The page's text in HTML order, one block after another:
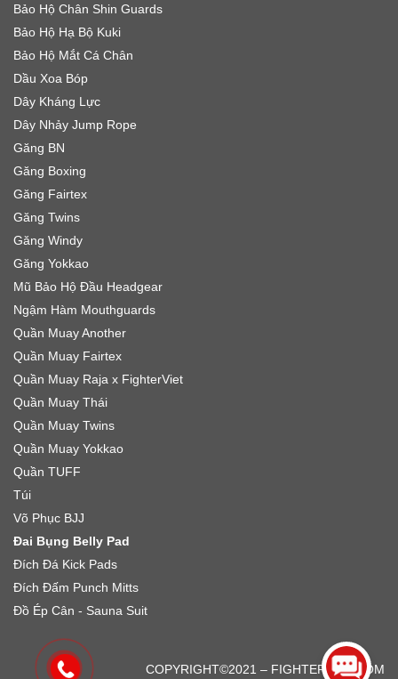
Bảo Hộ Chân Shin Guards
Bảo Hộ Hạ Bộ Kuki
Bảo Hộ Mắt Cá Chân
Dầu Xoa Bóp
Dây Kháng Lực
Dây Nhảy Jump Rope
Găng BN
Găng Boxing
Găng Fairtex
Găng Twins
Găng Windy
Găng Yokkao
Mũ Bảo Hộ Đầu Headgear
Ngậm Hàm Mouthguards
Quần Muay Another
Quần Muay Fairtex
Quần Muay Raja x FighterViet
Quần Muay Thái
Quần Muay Twins
Quần Muay Yokkao
Quần TUFF
Túi
Võ Phục BJJ
Đai Bụng Belly Pad
Đích Đá Kick Pads
Đích Đấm Punch Mitts
Đồ Ép Cân - Sauna Suit
FarmBackyard
COPYRIGHT©2021 – FIGHTERVIET.COM